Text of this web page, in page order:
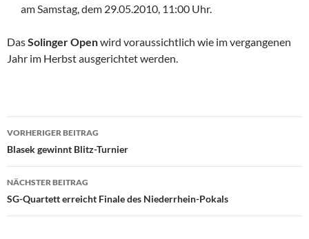
am Samstag, dem 29.05.2010, 11:00 Uhr.
DasSolinger Openwird voraussichtlich wie im vergangenen
Jahr im Herbst ausgerichtet werden.
Beitragsnavigation
VORHERIGER BEITRAG
Blasek gewinnt Blitz-Turnier
NÄCHSTER BEITRAG
SG-Quartett erreicht Finale des Niederrhein-Pokals